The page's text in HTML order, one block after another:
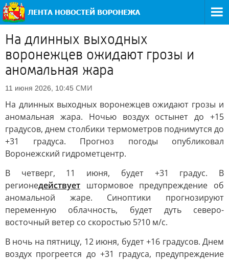
На длинных выходных
воронежцев ожидают грозы и
аномальная жара
11 июня 2026, 10:45 СМИ
На длинных выходных воронежцев ожидают грозы и
аномальная жара. Ночью воздух остынет до +15
градусов, днем столбики термометров поднимутся до
+31 градуса. Прогноз погоды опубликовал
Воронежский гидрометцентр.
В четверг, 11 июня, будет +31 градус. В
регионедействует штормовое предупреждение об
аномальной жаре. Синоптики прогнозируют
переменную облачность, будет дуть северо-
восточный ветер со скоростью 5?10 м/с.
В ночь на пятницу, 12 июня, будет +16 градусов. Днем
воздух прогреется до +31 градуса, предупреждение